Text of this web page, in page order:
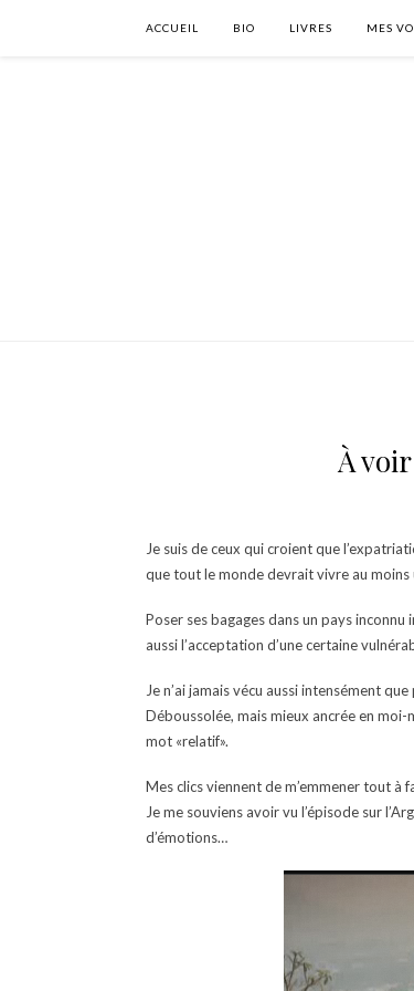
ACCUEIL BIO LIVRES MES
À
Je suis de ceux qui croient que
que tout le monde devrait vivre au moins
Poser ses bagages dans un pays
aussi l’acceptation d’une certaine
Je n’ai jamais vécu aussi intensément
Déboussolée, mais mieux ancrée en moi-
mot «relatif».
Mes clics viennent de m’emmener tout à
Je me souviens avoir vu l’épisode sur
d’émotions…